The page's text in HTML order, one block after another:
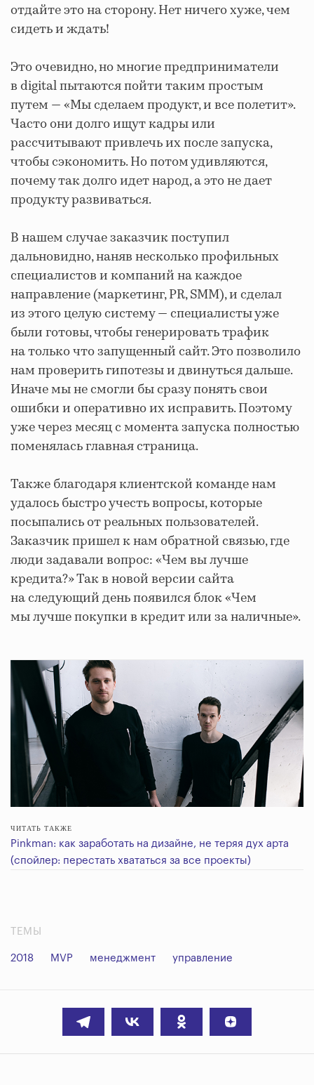
отдайте это на сторону. Нет ничего хуже, чем
сидеть и ждать!
Это очевидно, но многие предприниматели
в digital пытаются пойти таким простым
путем — «Мы сделаем продукт, и все полетит».
Часто они долго ищут кадры или
рассчитывают привлечь их после запуска,
чтобы сэкономить. Но потом удивляются,
почему так долго идет народ, а это не дает
продукту развиваться.
В нашем случае заказчик поступил
дальновидно, наняв несколько профильных
специалистов и компаний на каждое
направление (маркетинг, PR, SMM), и сделал
из этого целую систему — специалисты уже
были готовы, чтобы генерировать трафик
на только что запущенный сайт. Это позволило
нам проверить гипотезы и двинуться дальше.
Иначе мы не смогли бы сразу понять свои
ошибки и оперативно их исправить. Поэтому
уже через месяц с момента запуска полностью
поменялась главная страница.
Также благодаря клиентской команде нам
удалось быстро учесть вопросы, которые
посыпались от реальных пользователей.
Заказчик пришел к нам обратной связью, где
люди задавали вопрос: «Чем вы лучше
кредита?» Так в новой версии сайта
на следующий день появился блок «Чем
мы лучше покупки в кредит или за наличные».
ЧИТАТЬ ТАКЖЕ
Pinkman: как заработать на дизайне, не теряя дух арта
(спойлер: перестать хвататься за все проекты)
ТЕМЫ
2018 MVP менеджмент управление